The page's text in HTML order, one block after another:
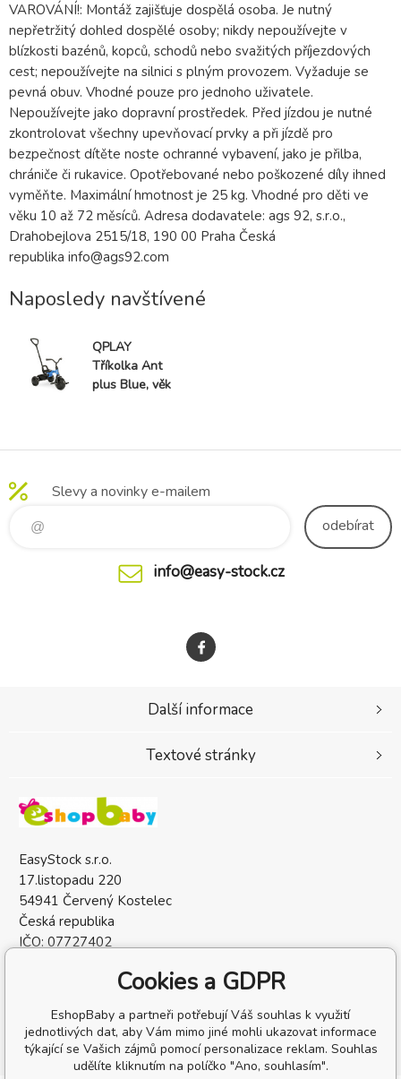
VAROVÁNÍ!: Montáž zajišťuje dospělá osoba. Je nutný
nepřetržitý dohled dospělé osoby; nikdy nepoužívejte v
blízkosti bazénů, kopců, schodů nebo svažitých příjezdových
cest; nepoužívejte na silnici s plným provozem. Vyžaduje se
pevná obuv. Vhodné pouze pro jednoho uživatele.
Nepoužívejte jako dopravní prostředek. Před jízdou je nutné
zkontrolovat všechny upevňovací prvky a při jízdě pro
bezpečnost dítěte noste ochranné vybavení, jako je přilba,
chrániče či rukavice. Opotřebované nebo poškozené díly ihned
vyměňte. Maximální hmotnost je 25 kg. Vhodné pro děti ve
věku 10 až 72 měsíců. Adresa dodavatele: ags 92, s.r.o.,
Drahobejlova 2515/18, 190 00 Praha Česká
republika info@ags92.com
Naposledy navštívené
QPLAY
Tříkolka Ant
plus Blue, věk
Slevy a novinky e-mailem
odebírat
info@easy-stock.cz
EasyStock s.r.o.
17.listopadu 220
54941 Červený Kostelec
Česká republika
IČO: 07727402
Další informace
Textové stránky
Cookies a GDPR
EshopBaby a partneři potřebují Váš souhlas k využití
jednotlivých dat, aby Vám mimo jiné mohli ukazovat informace
týkající se Vašich zájmů pomocí personalizace reklam. Souhlas
udělíte kliknutím na políčko "Ano, souhlasím".